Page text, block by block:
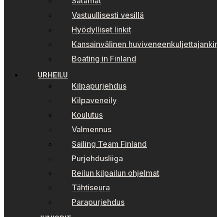
Vastuullisesti vesillä
Hyödylliset linkit
Kansainvälinen
Boating in Finland
URHEILU
Kilpapurjehdus
Kilpaveneily
Koulutus
Valmennus
Sailing Team Finland
Purjehdusliiga
Reilun kilpailun ohjelmat
Tähtiseura
Parapurjehdus